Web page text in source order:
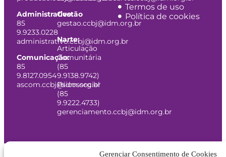
Gerenciar Consentimento de Cookies
Administrativo:
85
9.9233.0228
administrativo.ccbj@idm.org.br
Comunicação:
85
9.8127.0954
ascom.ccbj@idm.org.br
Gestão
gestao.ccbj@idm.org.br
Narte:
Articulação
Comunitária
(85
9.9138.9742)
Psicossocial
(85
9.9222.4733)
gerenciamento.ccbj@idm.org.br
Termos de uso
Política de cookies